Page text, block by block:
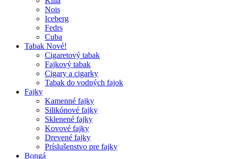
Nois
Iceberg
Fedrs
Cuba
Tabak Nové!
Cigaretový tabak
Fajkový tabak
Cigary a cigarky
Tabak do vodných fajok
Fajky
Kamenné fajky
Silikónové fajky
Sklenené fajky
Kovové fajky
Drevené fajky
Príslušenstvo pre fajky
Bongá